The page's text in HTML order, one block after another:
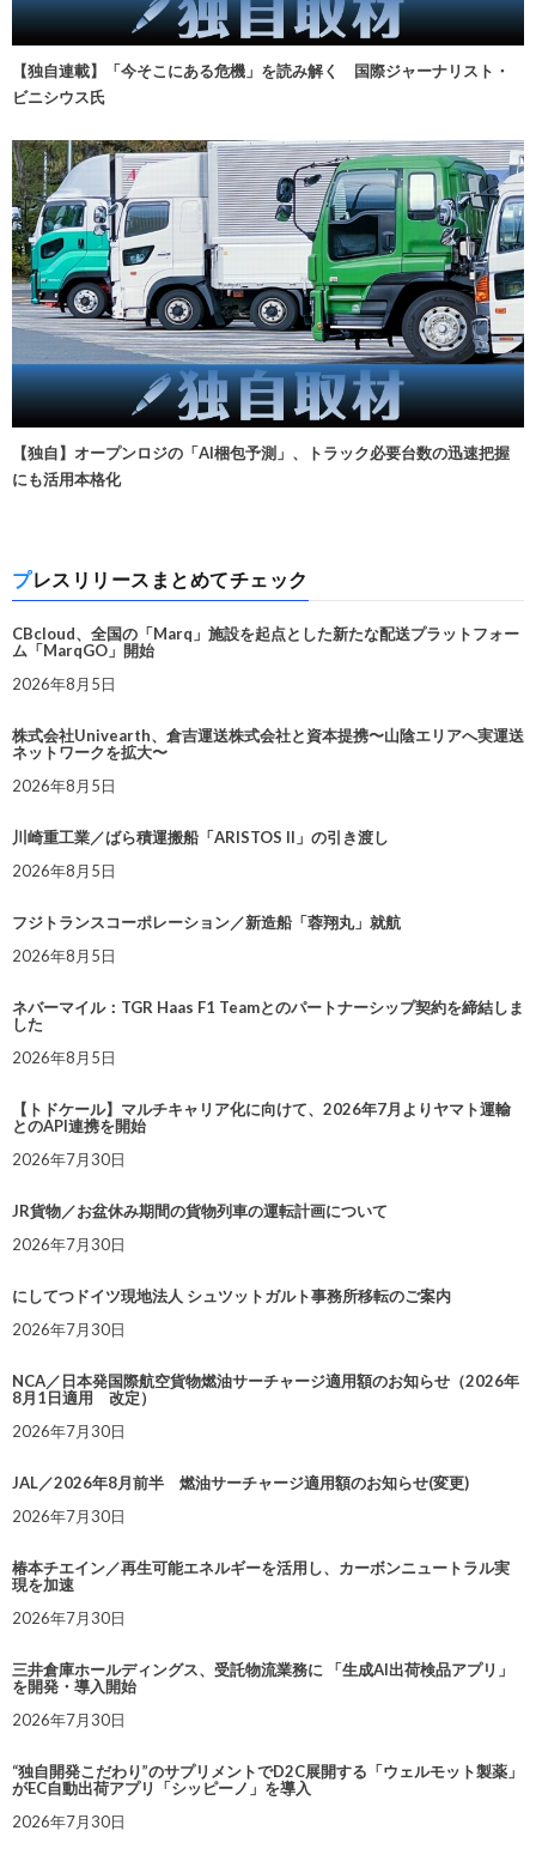
【独自連載】「今そこにある危機」を読み解く 国際ジャーナリスト・
ビニシウス氏
【独自】オープンロジの「AI梱包予測」、トラック必要台数の迅速把握
にも活用本格化
プレスリリースまとめてチェック
CBcloud、全国の「Marq」施設を起点とした新たな配送プラットフォー
ム「MarqGO」開始
2026年8月5日
株式会社Univearth、倉吉運送株式会社と資本提携〜山陰エリアへ実運送
ネットワークを拡大〜
2026年8月5日
川崎重工業／ばら積運搬船「ARISTOS II」の引き渡し
2026年8月5日
フジトランスコーポレーション／新造船「蓉翔丸」就航
2026年8月5日
ネバーマイル：TGR Haas F1 Teamとのパートナーシップ契約を締結しま
した
2026年8月5日
【トドケール】マルチキャリア化に向けて、2026年7月よりヤマト運輸
とのAPI連携を開始
2026年7月30日
JR貨物／お盆休み期間の貨物列車の運転計画について
2026年7月30日
にしてつドイツ現地法人 シュツットガルト事務所移転のご案内
2026年7月30日
NCA／日本発国際航空貨物燃油サーチャージ適用額のお知らせ（2026年
8月1日適用 改定）
2026年7月30日
JAL／2026年8月前半 燃油サーチャージ適用額のお知らせ(変更)
2026年7月30日
椿本チエイン／再生可能エネルギーを活用し、カーボンニュートラル実
現を加速
2026年7月30日
三井倉庫ホールディングス、受託物流業務に 「生成AI出荷検品アプリ」
を開発・導入開始
2026年7月30日
“独自開発こだわり”のサプリメントでD2C展開する「ウェルモット製薬」
がEC自動出荷アプリ「シッピーノ」を導入
2026年7月30日